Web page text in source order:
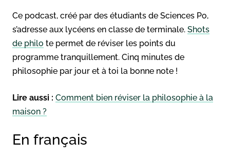
Ce podcast, créé par des étudiants de Sciences Po,
s’adresse aux lycéens en classe de terminale. Shots
de philo te permet de réviser les points du
programme tranquillement. Cinq minutes de
philosophie par jour et à toi la bonne note !
Lire aussi : Comment bien réviser la philosophie à la
maison ?
En français